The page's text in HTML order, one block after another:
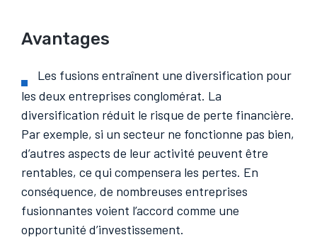
Avantages
Les fusions entraînent une diversification pour
les deux entreprises conglomérat. La
diversification réduit le risque de perte financière.
Par exemple, si un secteur ne fonctionne pas bien,
d’autres aspects de leur activité peuvent être
rentables, ce qui compensera les pertes. En
conséquence, de nombreuses entreprises
fusionnantes voient l’accord comme une
opportunité d’investissement.